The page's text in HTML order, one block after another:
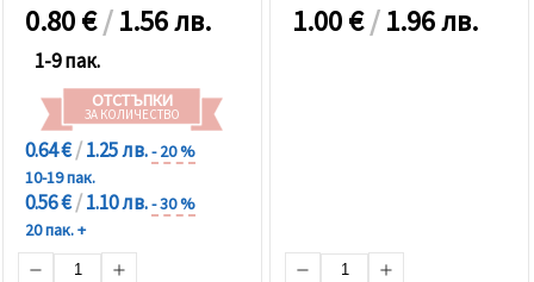
0.80€/1.56 лв.
1-9 пак.
ОТСТЪПКИ
ЗА КОЛИЧЕСТВО
0.64 €/1.25 лв.- 20 %
10-19 пак.
0.56 €/1.10 лв.- 30 %
20 пак. +
1.00€/1.96 лв.